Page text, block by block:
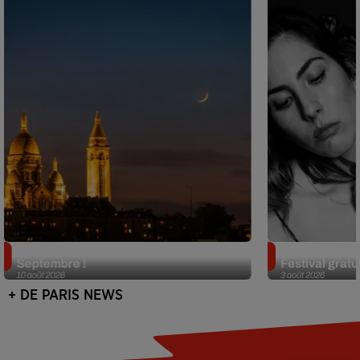
10 août 2026
Septembre !
3 août 2026
Festival
+ DE PARIS NEWS